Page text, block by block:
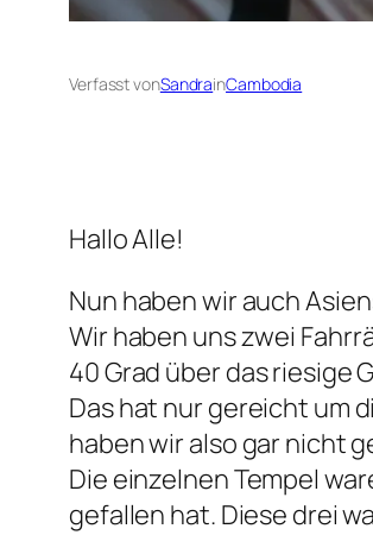
Verfasst vonSandrainCambodia
Hallo Alle!
Nun haben wir auch
Wir haben uns zwei
40 Grad über das riesige
Das hat nur gereicht um
haben wir also gar nicht
Die einzelnen Tempel
gefallen hat. Diese drei